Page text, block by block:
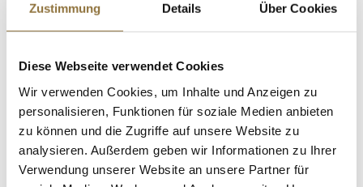
Zustimmung Details Über Cookies
Diese Webseite verwendet Cookies
Wir verwenden Cookies, um Inhalte und Anzeigen zu
personalisieren, Funktionen für soziale Medien anbieten
zu können und die Zugriffe auf unsere Website zu
analysieren. Außerdem geben wir Informationen zu Ihrer
Verwendung unserer Website an unsere Partner für
0.03 g
LEBENSMITTELKENNZEICHNUNGEN
Leonardi - Aceto Balsamico di Modena
IGP/g.g.A., Velluto Ocra, 10 Jahre, 250 ml
€ 28,95
€ 115,80/ Liter